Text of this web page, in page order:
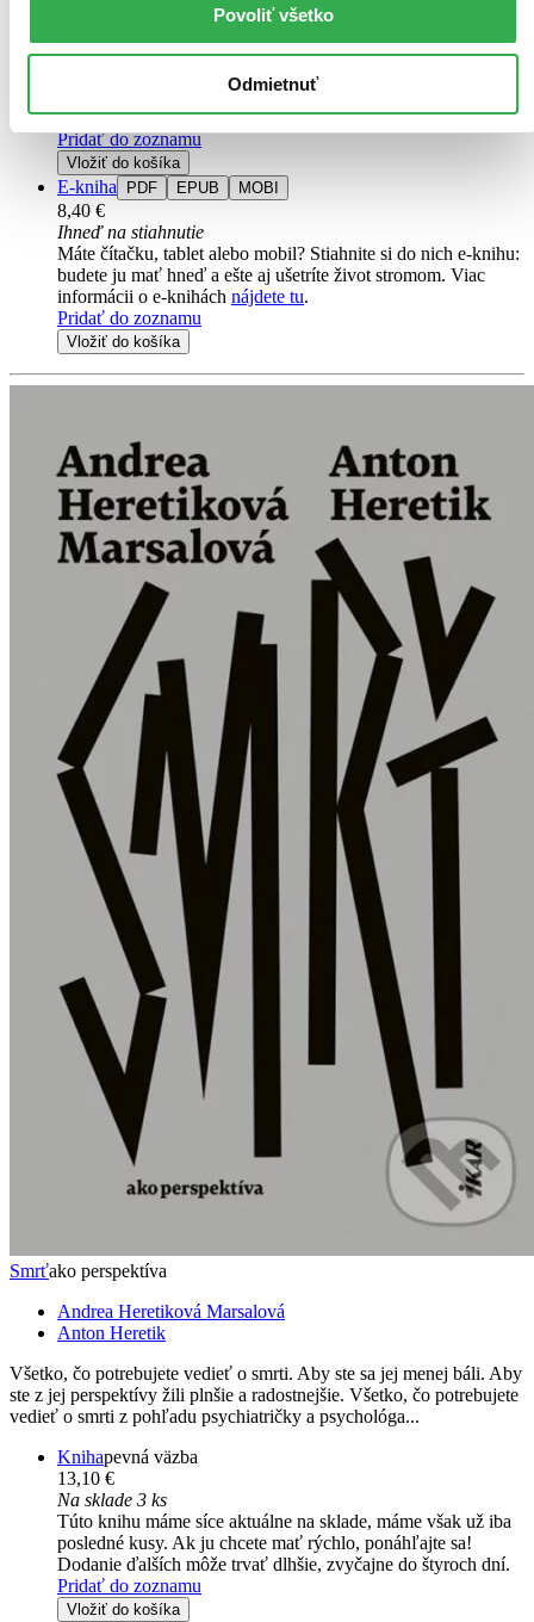
Povoliť všetko
Odmietnuť
Na sklade 1 ks
Túto knihu máme síce aktuálne na sklade, máme však už iba
posledné kusy. Ak ju chcete mať rýchlo, ponáhľajte sa!
Dodanie ďalších môže trvať dlhšie, zvyčajne do štyroch dní.
Pridať do zoznamu
Vložiť do košíka
E-kniha PDF EPUB MOBI
8,40 €
Ihneď na stiahnutie
Máte čítačku, tablet alebo mobil? Stiahnite si do nich e-knihu:
budete ju mať hneď a ešte aj ušetríte život stromom. Viac
informácii o e-knihách nájdete tu.
Pridať do zoznamu
Vložiť do košíka
Smrťako perspektíva
Andrea Heretiková Marsalová
Anton Heretik
Všetko, čo potrebujete vedieť o smrti. Aby ste sa jej menej báli. Aby
ste z jej perspektívy žili plnšie a radostnejšie. Všetko, čo potrebujete
vedieť o smrti z pohľadu psychiatričky a psychológa...
Knihapevná väzba
13,10 €
Na sklade 3 ks
Túto knihu máme síce aktuálne na sklade, máme však už iba
posledné kusy. Ak ju chcete mať rýchlo, ponáhľajte sa!
Dodanie ďalších môže trvať dlhšie, zvyčajne do štyroch dní.
Pridať do zoznamu
Vložiť do košíka